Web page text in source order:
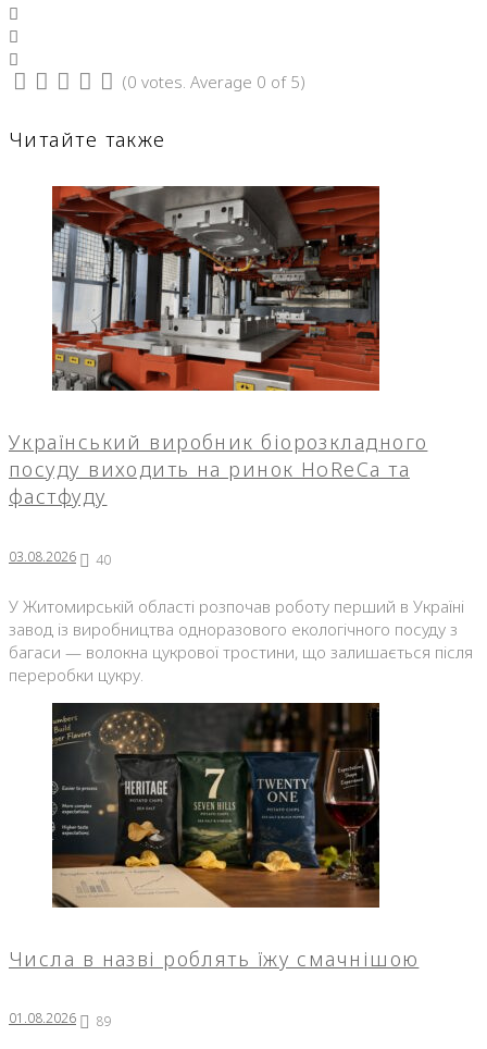
(0 votes. Average 0 of 5)
Читайте также
Український виробник біорозкладного
посуду виходить на ринок HoReCa та
фастфуду
03.08.2026 40
У Житомирській області розпочав роботу перший в Україні
завод із виробництва одноразового екологічного посуду з
багаси — волокна цукрової тростини, що залишається після
переробки цукру.
Числа в назві роблять їжу смачнішою
01.08.2026 89